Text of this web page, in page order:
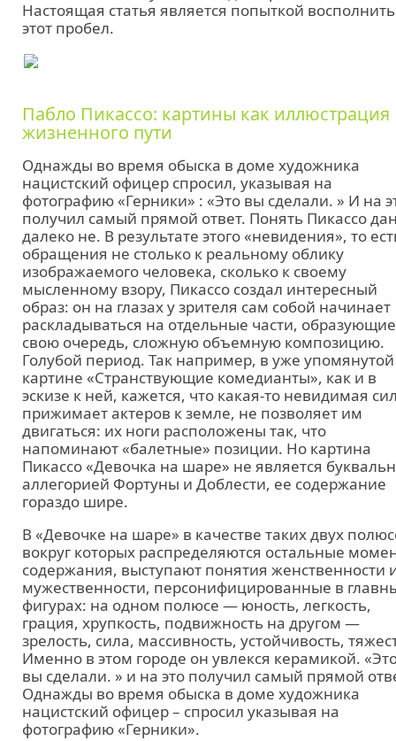
Настоящая статья является попыткой восполнить
этот пробел.
Пабло Пикассо: картины как иллюстрация
жизненного пути
Однажды во время обыска в доме художника
нацистский офицер спросил, указывая на
фотографию «Герники» : «Это вы сделали. » И на
получил самый прямой ответ. Понять Пикассо
далеко не. В результате этого «невидения», то
обращения не столько к реальному облику
изображаемого человека, сколько к своему
мысленному взору, Пикассо создал интересный
образ: он на глазах у зрителя сам собой начинает
раскладываться на отдельные части,
свою очередь, сложную объемную композицию.
Голубой период. Так например, в уже упомянутой
картине «Странствующие комедианты», как и в
эскизе к ней, кажется, что какая-то невидимая
прижимает актеров к земле, не позволяет им
двигаться: их ноги расположены так, что
напоминают «балетные» позиции. Но картина
Пикассо «Девочка на шаре» не является
аллегорией Фортуны и Доблести, ее содержание
гораздо шире.
В «Девочке на шаре» в качестве таких двух
вокруг которых распределяются остальные
содержания, выступают понятия женственности
мужественности, персонифицированные в
фигурах: на одном полюсе — юность, легкость,
грация, хрупкость, подвижность на другом —
зрелость, сила, массивность, устойчивость,
Именно в этом городе он увлекся керамикой.
вы сделали. » и на это получил самый прямой
Однажды во время обыска в доме художника
нацистский офицер – спросил указывая на
фотографию «Герники».